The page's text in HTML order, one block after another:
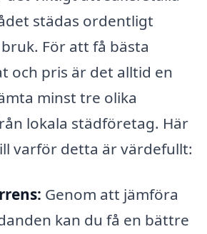
städas ordentligt
För att få bästa
och pris är det alltid en
minst tre olika
lokala städföretag. Här
varför detta är värdefullt:
Genom att jämföra
kan du få en bättre